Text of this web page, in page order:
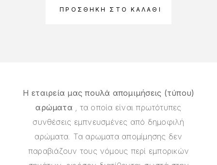
ΠΡΟΣΘΉΚΗ ΣΤΟ ΚΑΛΆΘΙ
Η εταιρεία μας πουλά απομιμήσεις (τύπου)
αρώματα , τα οποία είναι πρωτότυπες
συνθέσεις εμπνευσμένες από δημοφιλή
αρώματα. Τα αρωματα απομίμησης δεν
παραβιάζουν τους νόμους περί εμπορικών